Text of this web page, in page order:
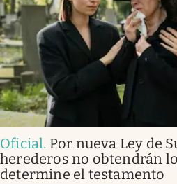
Oficial. Por nueva Ley de
herederos no obtendrán
determine el testamento